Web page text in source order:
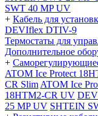
SWT 40 MP UV
+ Кабель для
DEVIflex DTIV-9
Термостаты для
Дополнительное
+
ATOM Ice Protect
CR Slim ATOM Ice
18HTM2-CR UV
25 MP UV SHTEIN